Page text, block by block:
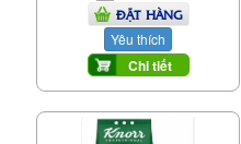
ĐẶT HÀNG
Yêu thích
Chi tiết